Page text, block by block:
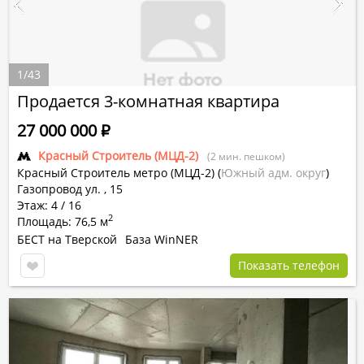
Продается 3-комнатная квартира
Красный Строитель (МЦД-2) (2 мин. пешком)
Красный Строитель метро (МЦД-2) (Южный адм. округ)
Газопровод ул. , 15
Этаж: 4 / 16
Площадь: 76,5 м2
27 000 000Р
БЕСТ на Тверской
База WinNER
Показать телефон
1/43